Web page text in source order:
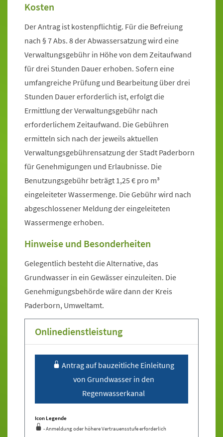
Kosten
Der Antrag ist kostenpflichtig. Für die Befreiung
nach § 7 Abs. 8 der Abwassersatzung wird eine
Verwaltungsgebühr in Höhe von dem Zeitaufwand
für drei Stunden Dauer erhoben. Sofern eine
umfangreiche Prüfung und Bearbeitung über drei
Stunden Dauer erforderlich ist, erfolgt die
Ermittlung der Verwaltungsgebühr nach
erforderlichem Zeitaufwand. Die Gebühren
ermitteln sich nach der jeweils aktuellen
Verwaltungsgebührensatzung der Stadt Paderborn
für Genehmigungen und Erlaubnisse. Die
Benutzungsgebühr beträgt 1,25 € pro m³
eingeleiteter Wassermenge. Die Gebühr wird nach
abgeschlossener Meldung der eingeleiteten
Wassermenge erhoben.
Hinweise und Besonderheiten
Gelegentlich besteht die Alternative, das
Grundwasser in ein Gewässer einzuleiten. Die
Genehmigungsbehörde wäre dann der Kreis
Paderborn, Umweltamt.
Onlinedienstleistung
Sprung zur Icon Legende.
Antrag auf bauzeitliche Einleitung
von Grundwasser in den
Regenwasserkanal
Icon Legende
- Anmeldung oder höhere Vertrauensstufe erforderlich